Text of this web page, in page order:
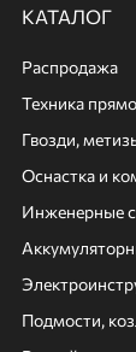
КАТАЛОГ
Распродажа
Техника
Гвозди,
Оснастка и
Инженерные
Подмости,